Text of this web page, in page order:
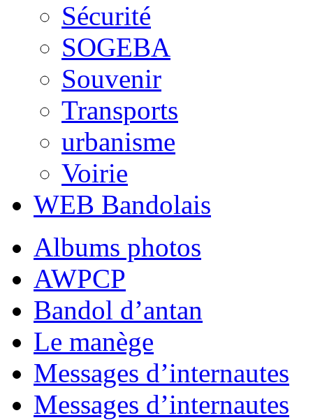
Sécurité
SOGEBA
Souvenir
Transports
urbanisme
Voirie
WEB Bandolais
Albums photos
AWPCP
Bandol d’antan
Le manège
Messages d’internautes
Messages d’internautes